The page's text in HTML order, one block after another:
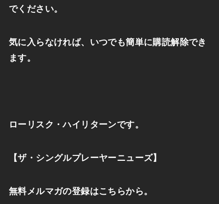
でください。
気に入らなければ、いつでも簡単に購読解除でき
ます。
ローリスク・ハイリターンです。
【ザ・シングルプレーヤーニューズ】
無料メルマガの登録はこちらから。